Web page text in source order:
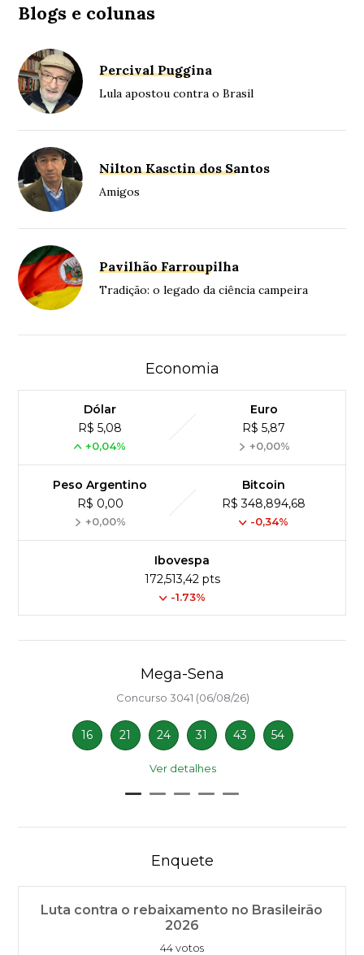
Blogs e colunas
Percival Puggina
Lula apostou contra o Brasil
Nilton Kasctin dos Santos
Amigos
Pavilhão Farroupilha
Tradição: o legado da ciência campeira
Economia
Dólar
R$ 5,08
+0,04%
Euro
R$ 5,87
+0,00%
Peso Argentino
R$ 0,00
+0,00%
Bitcoin
R$ 348,894,68
-0,34%
Ibovespa
172,513,42 pts
-1.73%
Mega-Sena
Concurso 3041 (06/08/26)
16 21 24 31 43 54
Ver detalhes
Enquete
Luta contra o rebaixamento no Brasileirão
2026
44 votos